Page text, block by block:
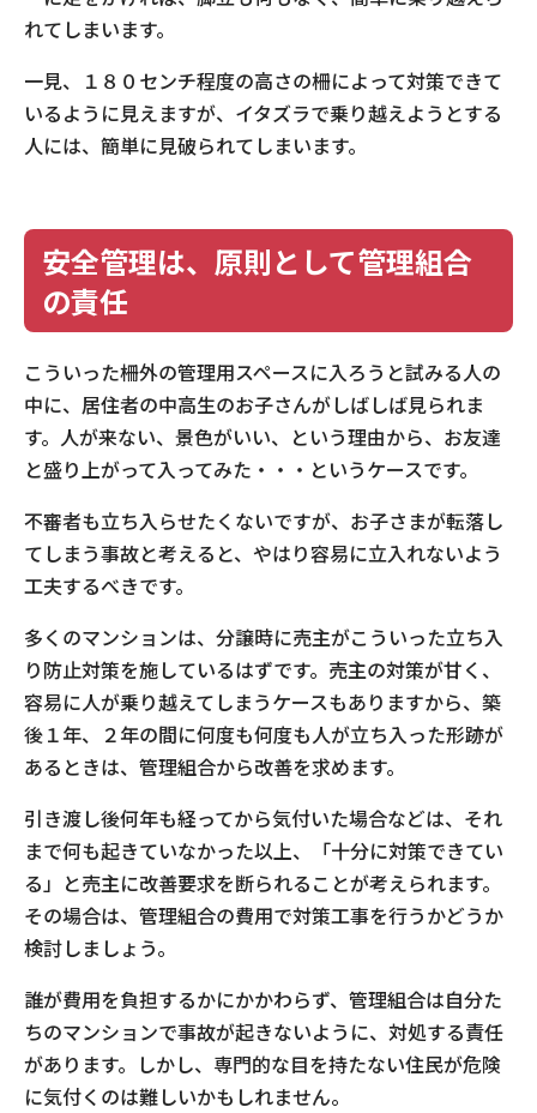
れてしまいます。
一見、１８０センチ程度の高さの柵によって対策できて
いるように見えますが、イタズラで乗り越えようとする
人には、簡単に見破られてしまいます。
安全管理は、原則として管理組合
の責任
こういった柵外の管理用スペースに入ろうと試みる人の
中に、居住者の中高生のお子さんがしばしば見られま
す。人が来ない、景色がいい、という理由から、お友達
と盛り上がって入ってみた・・・というケースです。
不審者も立ち入らせたくないですが、お子さまが転落し
てしまう事故と考えると、やはり容易に立入れないよう
工夫するべきです。
多くのマンションは、分譲時に売主がこういった立ち入
り防止対策を施しているはずです。売主の対策が甘く、
容易に人が乗り越えてしまうケースもありますから、築
後１年、２年の間に何度も何度も人が立ち入った形跡が
あるときは、管理組合から改善を求めます。
引き渡し後何年も経ってから気付いた場合などは、それ
まで何も起きていなかった以上、「十分に対策できてい
る」と売主に改善要求を断られることが考えられます。
その場合は、管理組合の費用で対策工事を行うかどうか
検討しましょう。
誰が費用を負担するかにかかわらず、管理組合は自分た
ちのマンションで事故が起きないように、対処する責任
があります。しかし、専門的な目を持たない住民が危険
に気付くのは難しいかもしれません。